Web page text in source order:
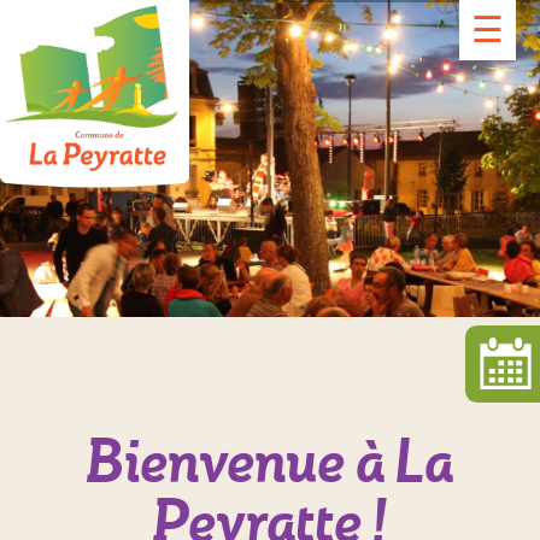
☰
Bienvenue à La
Peyratte !